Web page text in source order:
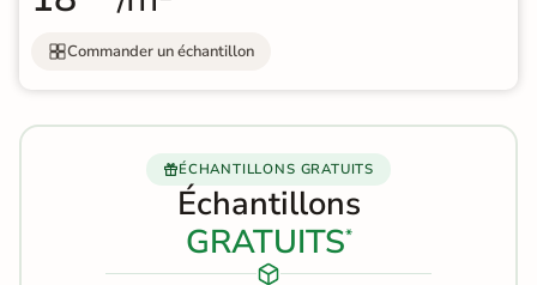
Commander un échantillon
ÉCHANTILLONS GRATUITS
Échantillons
GRATUITS*